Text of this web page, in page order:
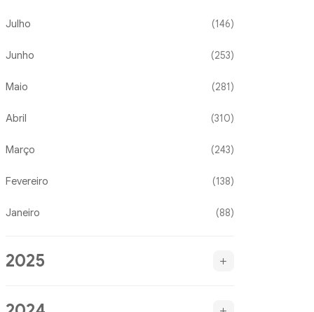
Julho (146)
Junho (253)
Maio (281)
Abril (310)
Março (243)
Fevereiro (138)
Janeiro (88)
2025